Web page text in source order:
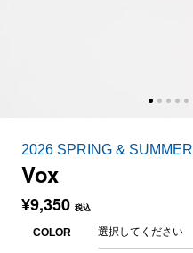
2026 SPRING & SUMMER
Vox
¥9,350 税込
COLOR